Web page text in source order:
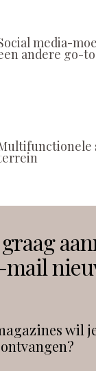
media-
andere go-to
mail
wil
ontvangen?